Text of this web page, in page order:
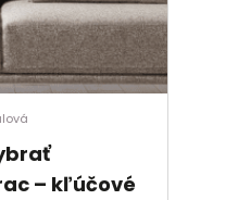
– kľúčové